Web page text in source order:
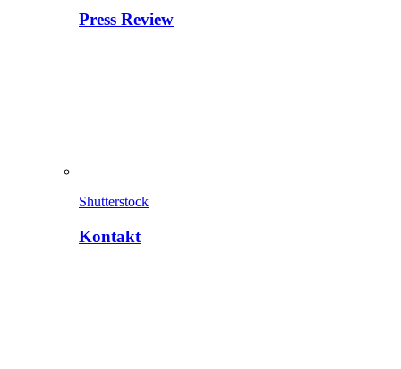
Press Review
Shutterstock
Kontakt